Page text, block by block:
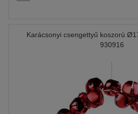
Karácsonyi csengettyű koszorú
930916